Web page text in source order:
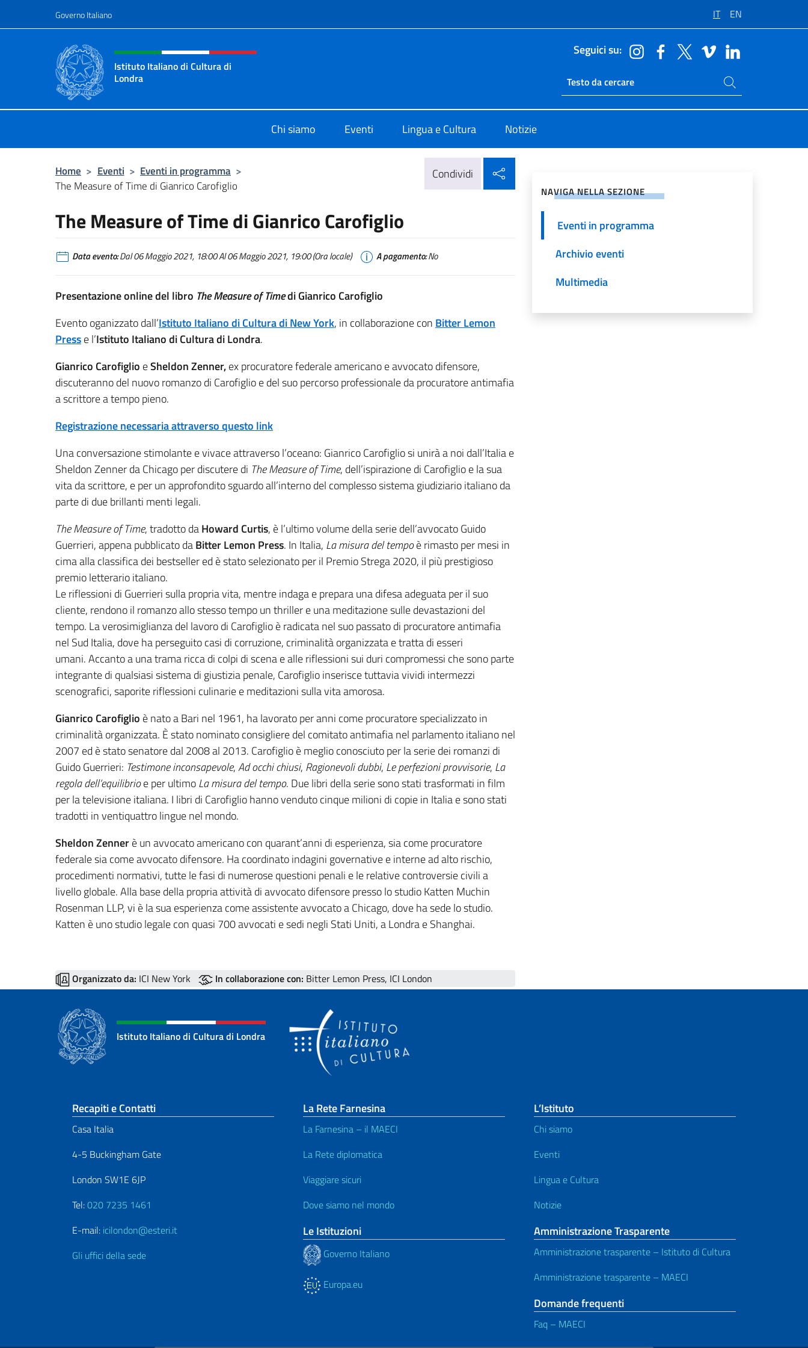
Governo Italiano IT EN
Intestazione sito, social e menù
Istituto Italiano di Cultura di
Londra
Seguici su:
Ricerca sito live
Cerca nel sito
Chi siamo Eventi Lingua e Cultura Notizie
Home > Eventi > Eventi in programma >
The Measure of Time di Gianrico Carofiglio
Condividi
The Measure of Time di Gianrico Carofiglio
Data evento:Dal 06 Maggio 2021, 18:00 Al 06 Maggio 2021, 19:00 (Ora locale) A pagamento:No
Presentazione online del libro The Measure of Timedi Gianrico Carofiglio
Evento oganizzato dall’Istituto Italiano di Cultura di New York, in collaborazione con Bitter Lemon
Presse l’Istituto Italiano di Cultura di Londra.
Gianrico Carofiglio eSheldon Zenner,ex procuratore federale americano e avvocato difensore,
discuteranno del nuovo romanzo di Carofiglio e del suo percorso professionale da procuratore antimafia
a scrittore a tempo pieno.
Registrazione necessaria attraverso questo link
Una conversazione stimolante e vivace attraverso l’oceano: Gianrico Carofiglio si unirà a noi dall’Italia e
Sheldon Zenner da Chicago per discutere di The Measure of Time, dell’ispirazione di Carofiglio e la sua
vita da scrittore, e per un approfondito sguardo all’interno del complesso sistema giudiziario italiano da
parte di due brillanti menti legali.
The Measure of Time, tradotto daHoward Curtis, è l’ultimo volume della serie dell’avvocato Guido
Guerrieri, appena pubblicato daBitter Lemon Press. In Italia, La misura del tempoè rimasto per mesi in
cima alla classifica dei bestseller ed è stato selezionato per il Premio Strega 2020, il più prestigioso
premio letterario italiano.
Le riflessioni di Guerrieri sulla propria vita, mentre indaga e prepara una difesa adeguata per il suo
cliente, rendono il romanzo allo stesso tempo un thriller e una meditazione sulle devastazioni del
tempo. La verosimiglianza del lavoro di Carofiglio è radicata nel suo passato di procuratore antimafia
nel Sud Italia, dove ha perseguito casi di corruzione, criminalità organizzata e tratta di esseri
umani. Accanto a una trama ricca di colpi di scena e alle riflessioni sui duri compromessi che sono parte
integrante di qualsiasi sistema di giustizia penale, Carofiglio inserisce tuttavia vividi intermezzi
scenografici, saporite riflessioni culinarie e meditazioni sulla vita amorosa.
Gianrico Carofiglio è nato a Bari nel 1961, ha lavorato per anni come procuratore specializzato in
criminalità organizzata. È stato nominato consigliere del comitato antimafia nel parlamento italiano nel
2007 ed è stato senatore dal 2008 al 2013. Carofiglio è meglio conosciuto per la serie dei romanzi di
Guido Guerrieri: Testimone inconsapevole,Ad occhi chiusi, Ragionevoli dubbi, Le perfezioni provvisorie, La
regola dell’equilibrioe per ultimoLa misura del tempo. Due libri della serie sono stati trasformati in film
per la televisione italiana. I libri di Carofiglio hanno venduto cinque milioni di copie in Italia e sono stati
tradotti in ventiquattro lingue nel mondo.
Sheldon Zennerè un avvocato americano con quarant’anni di esperienza, sia come procuratore
federale sia come avvocato difensore. Ha coordinato indagini governative e interne ad alto rischio,
procedimenti normativi, tutte le fasi di numerose questioni penali e le relative controversie civili a
livello globale. Alla base della propria attività di avvocato difensore presso lo studio Katten Muchin
Rosenman LLP, vi è la sua esperienza come assistente avvocato a Chicago, dove ha sede lo studio.
Katten è uno studio legale con quasi 700 avvocati e sedi negli Stati Uniti, a Londra e Shanghai.
Organizzato da: ICI New York In collaborazione con: Bitter Lemon Press, ICI London
NAVIGA NELLA SEZIONE
Eventi in programma
Archivio eventi
Multimedia
Istituto Italiano di Cultura di Londra
Sezione footer
Recapiti e Contatti
Casa Italia
4-5 Buckingham Gate
London SW1E 6JP
Tel:020 7235 1461
E-mail: icilondon@esteri.it
Gli uffici della sede
La Rete Farnesina
La Farnesina – il MAECI
La Rete diplomatica
Viaggiare sicuri
Dove siamo nel mondo
Le Istituzioni
Governo Italiano
Europa.eu
L’Istituto
Chi siamo
Eventi
Lingua e Cultura
Notizie
Amministrazione Trasparente
Amministrazione trasparente – Istituto di Cultura
Amministrazione trasparente – MAECI
Domande frequenti
Faq – MAECI